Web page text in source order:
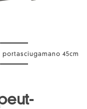
portasciugamano 45cm